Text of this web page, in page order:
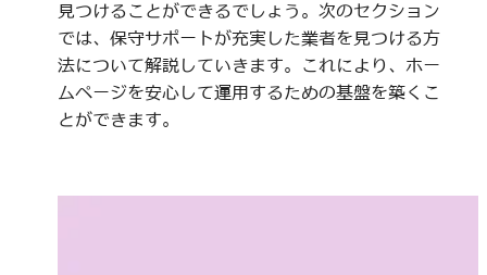
見つけることができるでしょう。次のセクション
では、保守サポートが充実した業者を見つける方
法について解説していきます。これにより、ホー
ムページを安心して運用するための基盤を築くこ
とができます。